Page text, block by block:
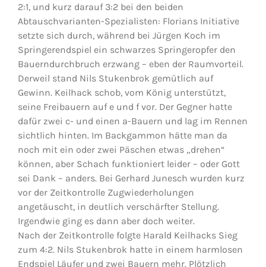
2:1, und kurz darauf 3:2 bei den beiden
Abtauschvarianten-Spezialisten: Florians Initiative
setzte sich durch, während bei Jürgen Koch im
Springerendspiel ein schwarzes Springeropfer den
Bauerndurchbruch erzwang – eben der Raumvorteil.
Derweil stand Nils Stukenbrok gemütlich auf
Gewinn. Keilhack schob, vom König unterstützt,
seine Freibauern auf e und f vor. Der Gegner hatte
dafür zwei c- und einen a-Bauern und lag im Rennen
sichtlich hinten. Im Backgammon hätte man da
noch mit ein oder zwei Päschen etwas „drehen“
können, aber Schach funktioniert leider – oder Gott
sei Dank – anders. Bei Gerhard Junesch wurden kurz
vor der Zeitkontrolle Zugwiederholungen
angetäuscht, in deutlich verschärfter Stellung.
Irgendwie ging es dann aber doch weiter.
Nach der Zeitkontrolle folgte Harald Keilhacks Sieg
zum 4:2. Nils Stukenbrok hatte in einem harmlosen
Endspiel Läufer und zwei Bauern mehr. Plötzlich